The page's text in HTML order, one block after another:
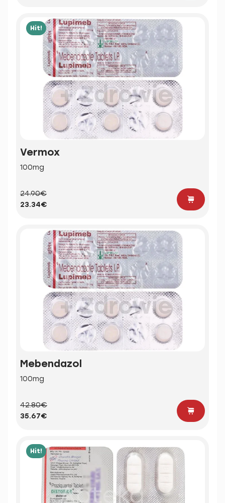
Hit!
Vermox
100mg
24.90€
23.34€
Mebendazol
100mg
42.80€
35.67€
Hit!